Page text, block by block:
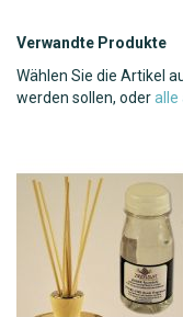
Verwandte Produkte
Wählen Sie die Artikel
werden sollen, oderalle